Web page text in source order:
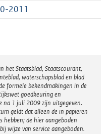
2011
het Staatsblad, Staatscourant,
waterschapsblad en blad
formele bekendmakingen in de
goedkeuring en
na 1 juli 2009 zijn uitgegeven.
geldt dat alleen de in papieren
de hier aangeboden
wijze van service aangeboden.